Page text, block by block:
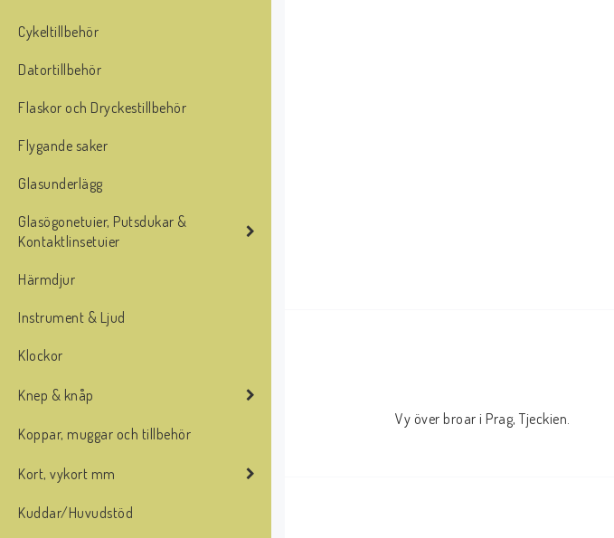
Cykeltillbehör
Datortillbehör
Flaskor och Dryckestillbehör
Flygande saker
Glasunderlägg
Glasögonetuier, Putsdukar &
Kontaktlinsetuier
Härmdjur
Instrument & Ljud
Klockor
Knep & knåp
Koppar, muggar och tillbehör
Kort, vykort mm
Kuddar/Huvudstöd
Vy över broar i Prag, Tjeckien.